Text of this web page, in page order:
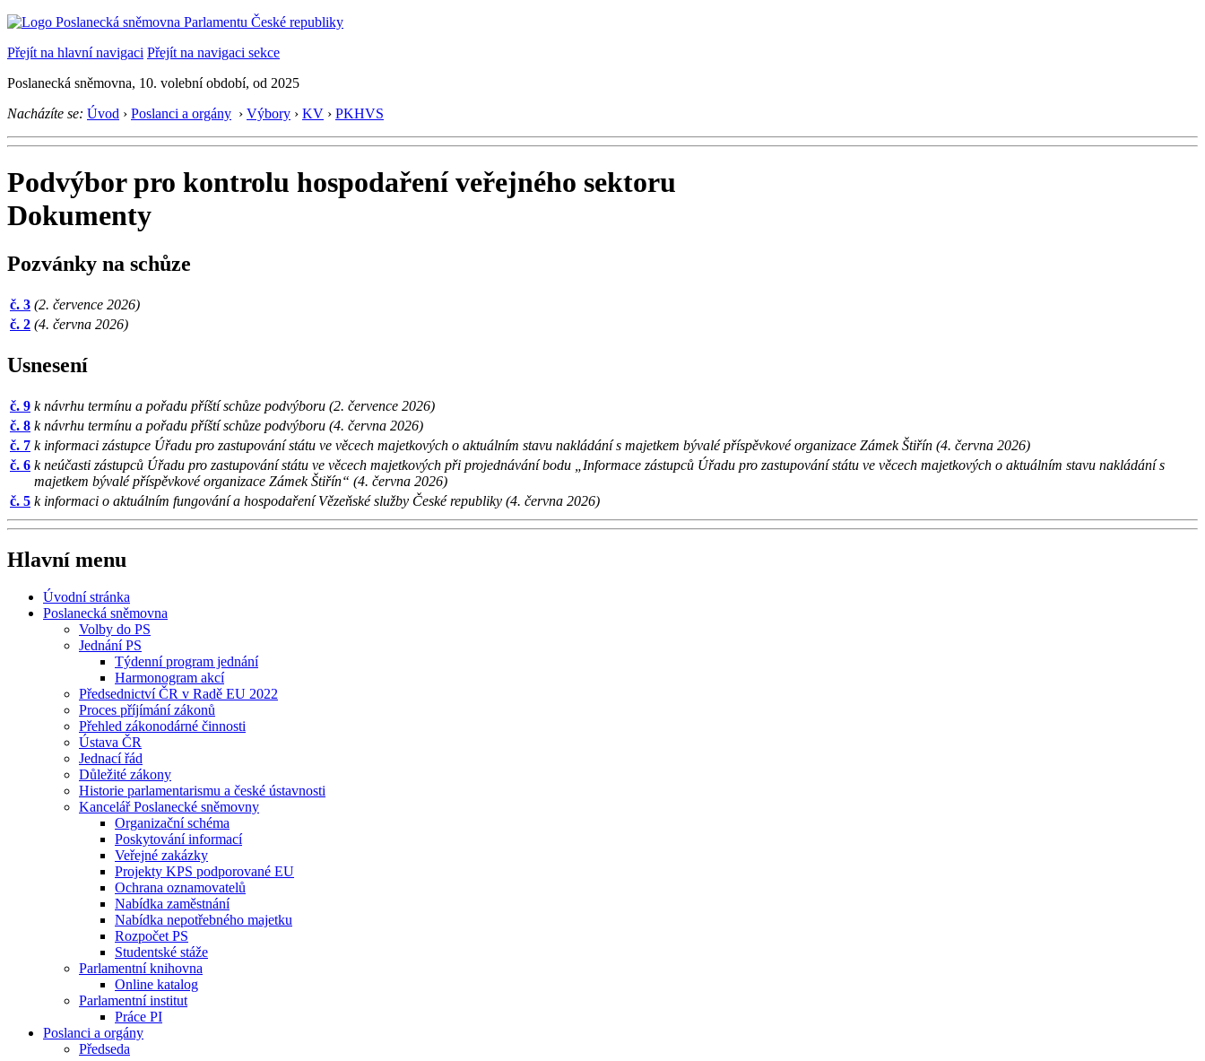
Přejít na hlavní navigaci Přejít na navigaci sekce
Poslanecká sněmovna, 10. volební období, od 2025
Nacházíte se: Úvod › Poslanci a orgány › Výbory › KV › PKHVS
Podvýbor pro kontrolu hospodaření veřejného sektoru
Dokumenty
Pozvánky na schůze
č. 3 (2. července 2026)
č. 2 (4. června 2026)
Usnesení
č. 9 k návrhu termínu a pořadu příští schůze podvýboru (2. července 2026)
č. 8 k návrhu termínu a pořadu příští schůze podvýboru (4. června 2026)
č. 7 k informaci zástupce Úřadu pro zastupování státu ve věcech majetkových o aktuálním stavu nakládání s majetkem bývalé příspěvkové organizace Zámek Štiřín (4. června 2026)
č. 6 k neúčasti zástupců Úřadu pro zastupování státu ve věcech majetkových při projednávání bodu „Informace zástupců Úřadu pro zastupování státu ve věcech majetkových o aktuálním stavu nakládání s
majetkem bývalé příspěvkové organizace Zámek Štiřín“ (4. června 2026)
č. 5 k informaci o aktuálním fungování a hospodaření Vězeňské služby České republiky (4. června 2026)
Hlavní menu
Úvodní stránka
Poslanecká sněmovna
Volby do PS
Jednání PS
Týdenní program jednání
Harmonogram akcí
Předsednictví ČR v Radě EU 2022
Proces příjímání zákonů
Přehled zákonodárné činnosti
Ústava ČR
Jednací řád
Důležité zákony
Historie parlamentarismu a české ústavnosti
Kancelář Poslanecké sněmovny
Organizační schéma
Poskytování informací
Veřejné zakázky
Projekty KPS podporované EU
Ochrana oznamovatelů
Nabídka zaměstnání
Nabídka nepotřebného majetku
Rozpočet PS
Studentské stáže
Parlamentní knihovna
Online katalog
Parlamentní institut
Práce PI
Poslanci a orgány
Předseda